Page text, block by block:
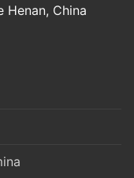
Henan, China